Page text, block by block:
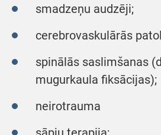
smadzeņu audzēji;
cerebrovaskulārās
spinālās saslimšanas
mugurkaula fiksācijas);
neirotrauma